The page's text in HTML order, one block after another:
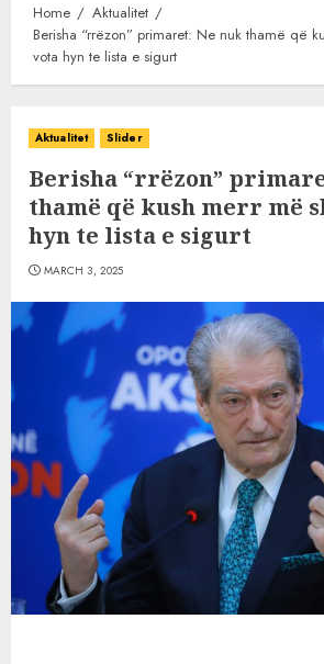
Home
Aktualitet
Berisha “rrëzon” primaret: Ne nuk thamë që
vota hyn te lista e sigurt
Aktualitet Slider
Berisha “rrëzon”
thamë që kush merr më
hyn te lista e sigurt
MARCH 3, 2025